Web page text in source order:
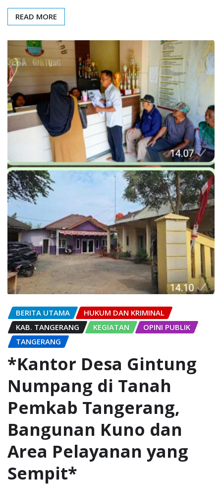
READ MORE
BERITA UTAMA
HUKUM DAN KRIMINAL
KAB. TANGERANG
KEGIATAN
OPINI PUBLIK
TANGERANG
*Kantor Desa Gintung
Numpang di Tanah
Pemkab Tangerang,
Bangunan Kuno dan
Area Pelayanan yang
Sempit*